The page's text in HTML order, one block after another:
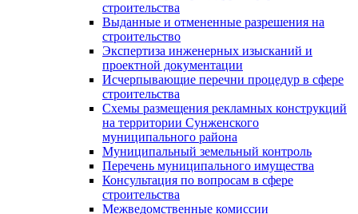
строительства
Выданные и отмененные разрешения на
строительство
Экспертиза инженерных изысканий и
проектной документации
Исчерпывающие перечни процедур в сфере
строительства
Схемы размещения рекламных конструкций
на территории Сунженского
муниципального района
Муниципальный земельный контроль
Перечень муниципального имущества
Консультация по вопросам в сфере
строительства
Межведомственные комиссии